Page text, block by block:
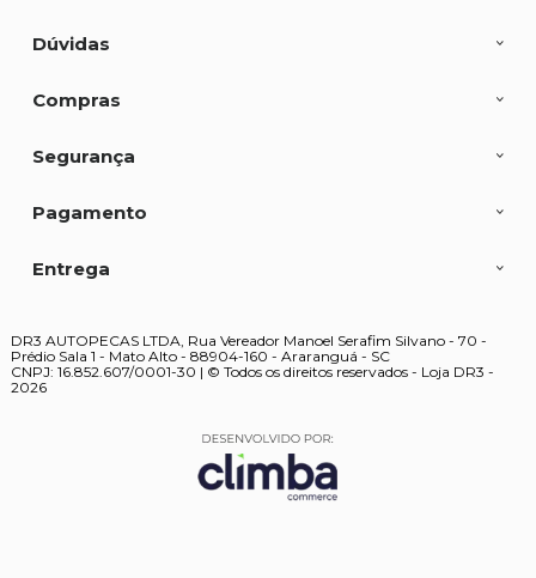
Dúvidas
Compras
Segurança
Pagamento
Entrega
DR3 AUTOPECAS LTDA, Rua Vereador Manoel Serafim Silvano - 70 -
Prédio Sala 1 - Mato Alto - 88904-160 - Araranguá - SC
CNPJ: 16.852.607/0001-30 | © Todos os direitos reservados - Loja DR3 -
2026